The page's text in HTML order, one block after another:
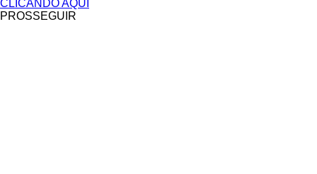
CLICANDO AQUI
PROSSEGUIR